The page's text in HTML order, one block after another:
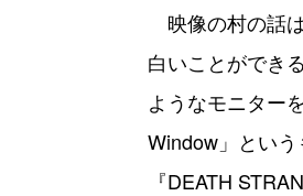
映像の村の話
白いことができ
ようなモニター
Window」とい
『DEATH